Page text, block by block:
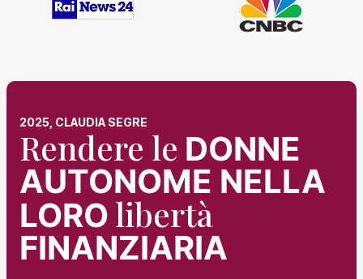
2025, CLAUDIA SEGRE
Rendere le DONNE
AUTONOME NELLA
LORO libertà
FINANZIARIA